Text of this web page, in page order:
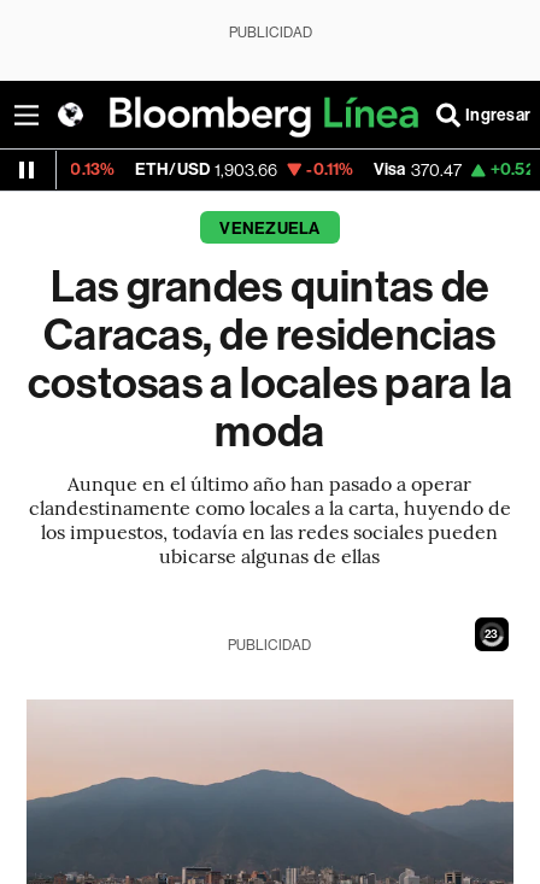
PUBLICIDAD
Ingresar
ETH/USD 1,903.66 -0.11% Visa 370.47 +0.52%
VENEZUELA
Las grandes quintas de
Caracas, de residencias
costosas a locales para la
moda
Aunque en el último año han pasado a operar
clandestinamente como locales a la carta, huyendo de
los impuestos, todavía en las redes sociales pueden
ubicarse algunas de ellas
21
PUBLICIDAD